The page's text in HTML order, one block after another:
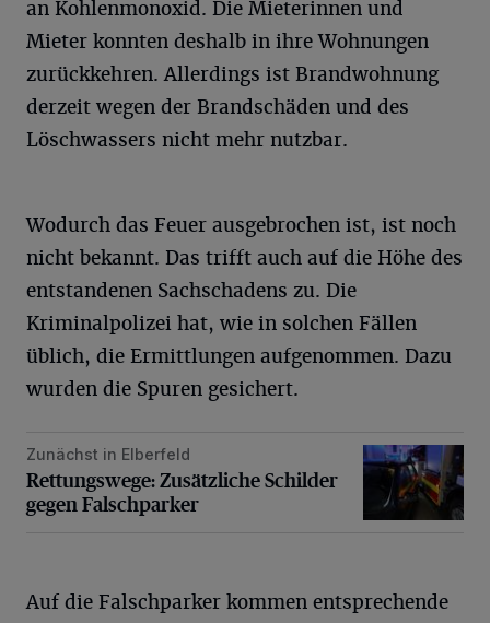
an Kohlenmonoxid. Die Mieterinnen und
Mieter konnten deshalb in ihre Wohnungen
zurückkehren. Allerdings ist Brandwohnung
derzeit wegen der Brandschäden und des
Löschwassers nicht mehr nutzbar.
Wodurch das Feuer ausgebrochen ist, ist noch
nicht bekannt. Das trifft auch auf die Höhe des
entstandenen Sachschadens zu. Die
Kriminalpolizei hat, wie in solchen Fällen
üblich, die Ermittlungen aufgenommen. Dazu
wurden die Spuren gesichert.
Rettungswege: Zusätzliche Schilder gegen Falschparker
Zunächst in Elberfeld
Rettungswege: Zusätzliche Schilder
gegen Falschparker
Auf die Falschparker kommen entsprechende